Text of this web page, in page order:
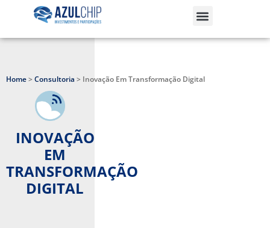
Home> Consultoria > Inovação Em Transformação Digital
INOVAÇÃO
EM
TRANSFORMAÇÃO
DIGITAL